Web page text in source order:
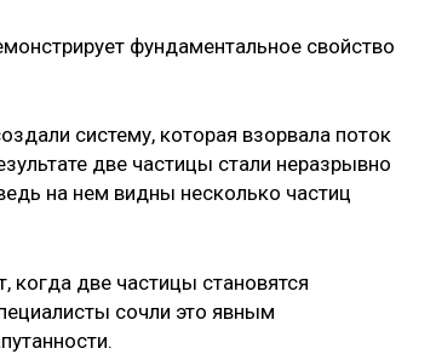
фундаментальное свойство
систему, которая взорвала поток
две частицы стали неразрывно
на нем видны несколько частиц
когда две частицы становятся
сочли это явным